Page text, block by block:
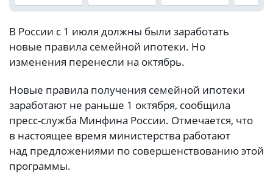
В России с 1 июля должны были заработать
новые правила семейной ипотеки. Но
изменения перенесли на октябрь.
Новые правила получения семейной ипотеки
заработают не раньше 1 октября, сообщила
пресс-служба Минфина России. Отмечается, что
в настоящее время министерства работают
над предложениями по совершенствованию этой
программы.